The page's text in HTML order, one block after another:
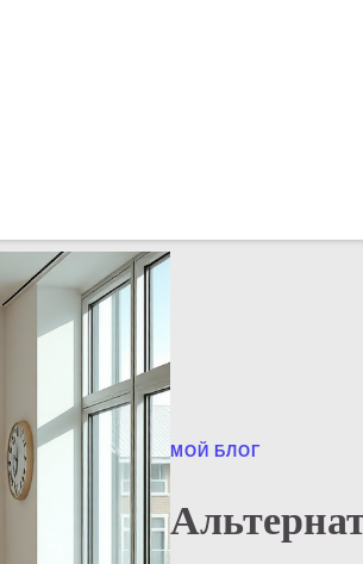
МОЙ БЛОГ